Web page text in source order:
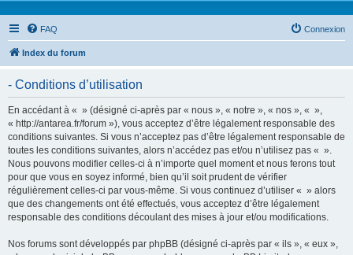
FAQ Connexion
Index du forum
- Conditions d’utilisation
En accédant à « » (désigné ci-après par « nous », « notre », « nos », « »,
« http://antarea.fr/forum »), vous acceptez d’être légalement responsable des
conditions suivantes. Si vous n’acceptez pas d’être légalement responsable de
toutes les conditions suivantes, alors n’accédez pas et/ou n’utilisez pas « ».
Nous pouvons modifier celles-ci à n’importe quel moment et nous ferons tout
pour que vous en soyez informé, bien qu’il soit prudent de vérifier
régulièrement celles-ci par vous-même. Si vous continuez d’utiliser « » alors
que des changements ont été effectués, vous acceptez d’être légalement
responsable des conditions découlant des mises à jour et/ou modifications.
Nos forums sont développés par phpBB (désigné ci-après par « ils », « eux »,